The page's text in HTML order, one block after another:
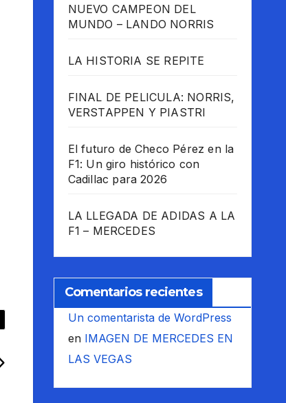
NUEVO CAMPEON DEL
MUNDO – LANDO NORRIS
LA HISTORIA SE REPITE
FINAL DE PELICULA: NORRIS,
VERSTAPPEN Y PIASTRI
El futuro de Checo Pérez en la
F1: Un giro histórico con
Cadillac para 2026
LA LLEGADA DE ADIDAS A LA
F1 – MERCEDES
Comentarios recientes
Un comentarista de WordPress
en IMAGEN DE MERCEDES EN
LAS VEGAS